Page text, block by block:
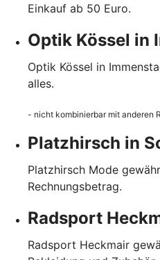
Einkauf ab 50 Euro.
Optik Kössel in
Optik Kössel in
alles.
- nicht kombinierbar mit anderen
Platzhirsch in
Platzhirsch Mode
Rechnungsbetrag.
Radsport
Radsport Heckmair